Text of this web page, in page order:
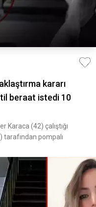
kararı
beraat istedi 10
Karaca (42) çalıştığı
tarafından pompalı